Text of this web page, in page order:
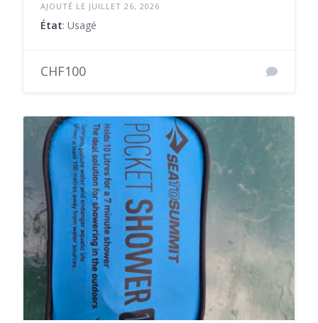
AJOUTÉ LE JUILLET 26, 2026
État: Usagé
CHF100